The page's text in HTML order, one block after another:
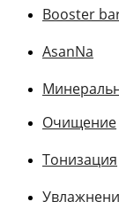
Booster
AsanNa
Очищение
Тонизация